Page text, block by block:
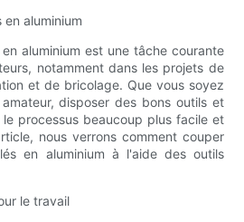
aluminium
aluminium est une tâche courante
notamment dans les projets de
et de bricolage. Que vous soyez
disposer des bons outils et
processus beaucoup plus facile et
nous verrons comment couper
en aluminium à l'aide des outils
le travail